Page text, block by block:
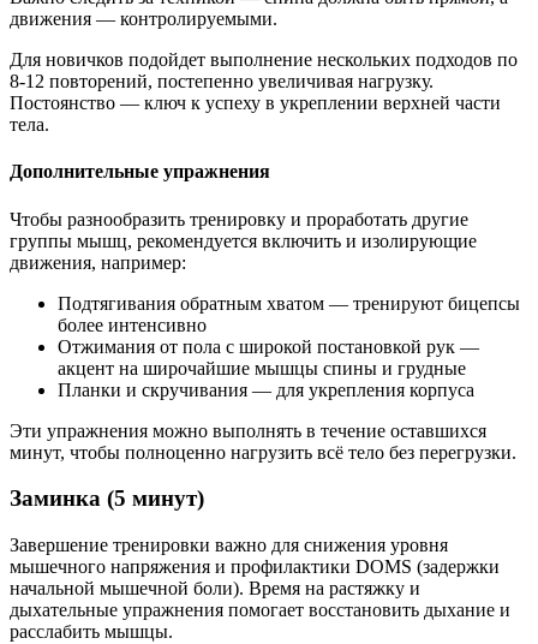
движения — контролируемыми.
Для новичков подойдет выполнение нескольких подходов по
8-12 повторений, постепенно увеличивая нагрузку.
Постоянство — ключ к успеху в укреплении верхней части
тела.
Дополнительные упражнения
Чтобы разнообразить тренировку и проработать другие
группы мышц, рекомендуется включить и изолирующие
движения, например:
Подтягивания обратным хватом — тренируют бицепсы
более интенсивно
Отжимания от пола с широкой постановкой рук —
акцент на широчайшие мышцы спины и грудные
Планки и скручивания — для укрепления корпуса
Эти упражнения можно выполнять в течение оставшихся
минут, чтобы полноценно нагрузить всё тело без перегрузки.
Заминка (5 минут)
Завершение тренировки важно для снижения уровня
мышечного напряжения и профилактики DOMS (задержки
начальной мышечной боли). Время на растяжку и
дыхательные упражнения помогает восстановить дыхание и
расслабить мышцы.